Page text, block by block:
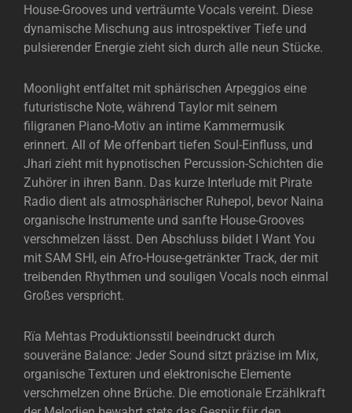
House-Grooves und verträumte Vocals vereint. Diese
dynamische Mischung aus introspektiver Tiefe und
pulsierender Energie zieht sich durch alle neun Stücke.
Moonlight entfaltet mit sphärischen Arpeggios eine
futuristische Note, während Taylor mit seinem
filigranen Piano-Motiv an intime Kammermusik
erinnert. All of Me offenbart tiefen Soul-Einfluss, und
Jhari zieht mit hypnotischen Percussion-Schichten die
Zuhörer in ihren Bann. Das kurze Interlude mit Pirate
Radio dient als atmosphärischer Ruhepol, bevor Naina
organische Instrumente und sanfte House-Grooves
verschmelzen lässt. Den Abschluss bildet I Want You
mit SAM SHI, ein Afro-House-getränkter Track, der mit
treibenden Rhythmen und souligen Vocals noch einmal
Großes verspricht.
Rïa Mehtas Produktionsstil beeindruckt durch
souveräne Balance: Jeder Sound sitzt präzise im Mix,
organische Texturen und elektronische Elemente
verschmelzen ohne Brüche. Die emotionale Erzählkraft